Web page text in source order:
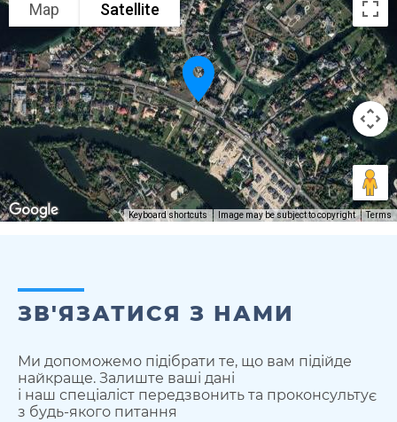
Map Satellite
Keyboard shortcuts Image may be subject to copyright Terms
ЗВ'ЯЗАТИСЯ З НАМИ
Ми допоможемо підібрати те, що вам підійде
найкраще. Залиште ваші дані
і наш спеціаліст передзвонить та проконсультує
з будь-якого питання